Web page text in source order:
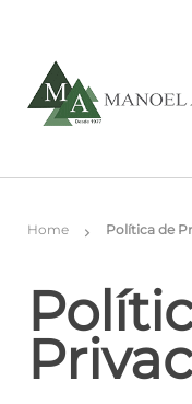
Home chevron_right Política de